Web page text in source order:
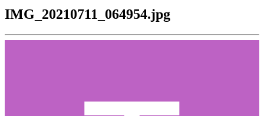
IMG_20210711_064954.jpg